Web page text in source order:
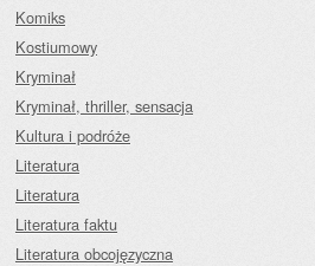
Komiks
Kostiumowy
Kryminał
Kryminał, thriller, sensacja
Kultura i podróże
Literatura
Literatura
Literatura faktu
Literatura obcojęzyczna